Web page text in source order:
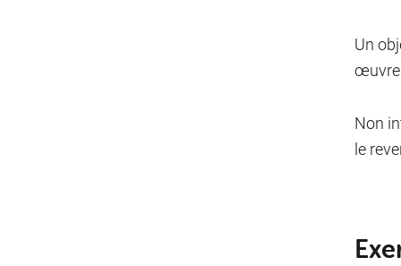
Un
œuvre
Non
le